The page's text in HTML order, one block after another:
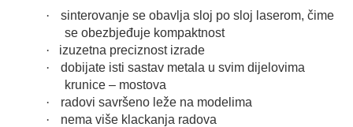
·
sinterovanje se obavlja sloj po sloj laserom, čime
se obezbjeđuje kompaktnost
·
izuzetna preciznost izrade
·
dobijate isti sastav metala u svim dijelovima
krunice – mostova
·
radovi savršeno leže na modelima
·
nema više klackanja radova